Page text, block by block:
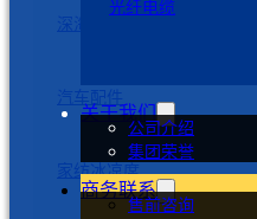
光纤电缆
关于我们
公司介绍
集团荣誉
商务联系
售前咨询
深海养殖
汽车配件
家纺冰凉席